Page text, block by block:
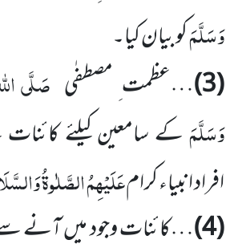
وَسَلَّمَکو بیان کیا۔
(3) …عظمت ِ مصطفٰی صَلَّی
وَسَلَّمَکے سامعین کیلئے
افراد انبیاء کرامعَلَیْہِمُ الصَّلٰوۃُ
(4) …کائنات وجود میں آنے